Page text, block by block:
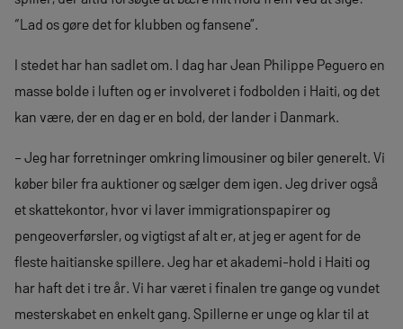
“Lad os gøre det for klubben og fansene”.
I stedet har han sadlet om. I dag har Jean Philippe Peguero en
masse bolde i luften og er involveret i fodbolden i Haiti, og det
kan være, der en dag er en bold, der lander i Danmark.
– Jeg har forretninger omkring limousiner og biler generelt. Vi
køber biler fra auktioner og sælger dem igen. Jeg driver også
et skattekontor, hvor vi laver immigrationspapirer og
pengeoverførsler, og vigtigst af alt er, at jeg er agent for de
fleste haitianske spillere. Jeg har et akademi-hold i Haiti og
har haft det i tre år. Vi har været i finalen tre gange og vundet
mesterskabet en enkelt gang. Spillerne er unge og klar til at